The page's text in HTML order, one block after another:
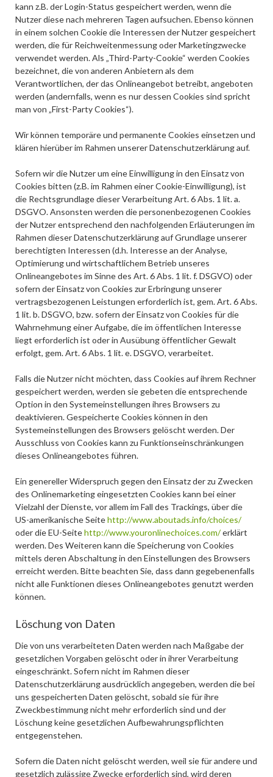
kann z.B. der Login-Status gespeichert werden, wenn die
Nutzer diese nach mehreren Tagen aufsuchen. Ebenso können
in einem solchen Cookie die Interessen der Nutzer gespeichert
werden, die für Reichweitenmessung oder Marketingzwecke
verwendet werden. Als „Third-Party-Cookie“ werden Cookies
bezeichnet, die von anderen Anbietern als dem
Verantwortlichen, der das Onlineangebot betreibt, angeboten
werden (andernfalls, wenn es nur dessen Cookies sind spricht
man von „First-Party Cookies“).
Wir können temporäre und permanente Cookies einsetzen und
klären hierüber im Rahmen unserer Datenschutzerklärung auf.
Sofern wir die Nutzer um eine Einwilligung in den Einsatz von
Cookies bitten (z.B. im Rahmen einer Cookie-Einwilligung), ist
die Rechtsgrundlage dieser Verarbeitung Art. 6 Abs. 1 lit. a.
DSGVO. Ansonsten werden die personenbezogenen Cookies
der Nutzer entsprechend den nachfolgenden Erläuterungen im
Rahmen dieser Datenschutzerklärung auf Grundlage unserer
berechtigten Interessen (d.h. Interesse an der Analyse,
Optimierung und wirtschaftlichem Betrieb unseres
Onlineangebotes im Sinne des Art. 6 Abs. 1 lit. f. DSGVO) oder
sofern der Einsatz von Cookies zur Erbringung unserer
vertragsbezogenen Leistungen erforderlich ist, gem. Art. 6 Abs.
1 lit. b. DSGVO, bzw. sofern der Einsatz von Cookies für die
Wahrnehmung einer Aufgabe, die im öffentlichen Interesse
liegt erforderlich ist oder in Ausübung öffentlicher Gewalt
erfolgt, gem. Art. 6 Abs. 1 lit. e. DSGVO, verarbeitet.
Falls die Nutzer nicht möchten, dass Cookies auf ihrem Rechner
gespeichert werden, werden sie gebeten die entsprechende
Option in den Systemeinstellungen ihres Browsers zu
deaktivieren. Gespeicherte Cookies können in den
Systemeinstellungen des Browsers gelöscht werden. Der
Ausschluss von Cookies kann zu Funktionseinschränkungen
dieses Onlineangebotes führen.
Ein genereller Widerspruch gegen den Einsatz der zu Zwecken
des Onlinemarketing eingesetzten Cookies kann bei einer
Vielzahl der Dienste, vor allem im Fall des Trackings, über die
US-amerikanische Seitehttp://www.aboutads.info/choices/
oder die EU-Seitehttp://www.youronlinechoices.com/erklärt
werden. Des Weiteren kann die Speicherung von Cookies
mittels deren Abschaltung in den Einstellungen des Browsers
erreicht werden. Bitte beachten Sie, dass dann gegebenenfalls
nicht alle Funktionen dieses Onlineangebotes genutzt werden
können.
Löschung von Daten
Die von uns verarbeiteten Daten werden nach Maßgabe der
gesetzlichen Vorgaben gelöscht oder in ihrer Verarbeitung
eingeschränkt. Sofern nicht im Rahmen dieser
Datenschutzerklärung ausdrücklich angegeben, werden die bei
uns gespeicherten Daten gelöscht, sobald sie für ihre
Zweckbestimmung nicht mehr erforderlich sind und der
Löschung keine gesetzlichen Aufbewahrungspflichten
entgegenstehen.
Sofern die Daten nicht gelöscht werden, weil sie für andere und
gesetzlich zulässige Zwecke erforderlich sind, wird deren